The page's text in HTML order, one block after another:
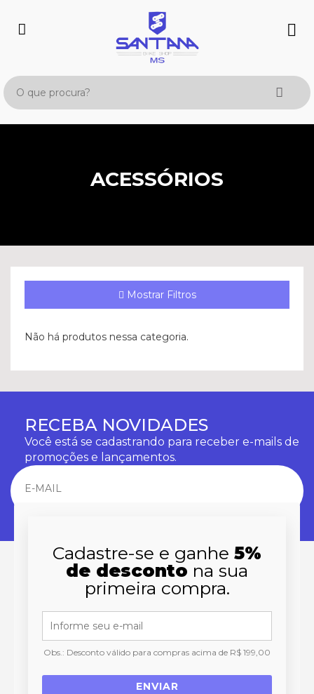
ACESSÓRIOS
Mostrar Filtros
Não há produtos nessa categoria.
RECEBA NOVIDADES
Você está se cadastrando para receber e-mails de
promoções e lançamentos.
INSTITUCIONAL
Quem Somos
Duvidas Frequentes
Cadastre-se e ganhe 5%
de desconto na sua
primeira compra.
Obs.: Desconto válido para compras acima de R$ 199,00
ENVIAR